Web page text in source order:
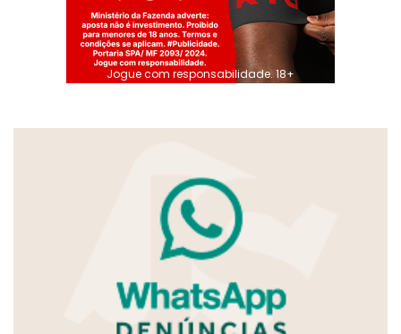
Jogue com responsabilidade. 18+